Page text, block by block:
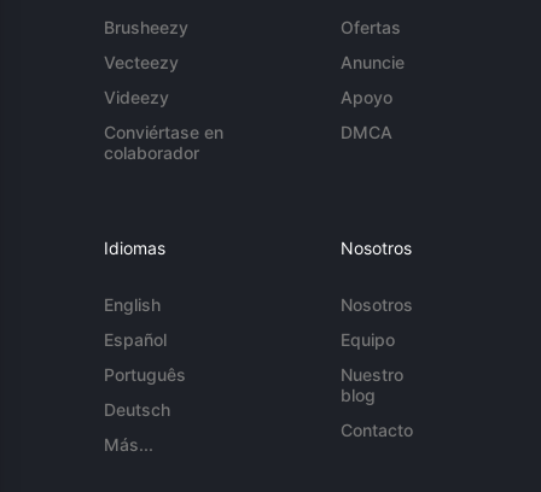
Brusheezy
Vecteezy
Videezy
Conviértase en
colaborador
Ofertas
Anuncie
Apoyo
DMCA
Idiomas
English
Español
Português
Deutsch
Más...
Nosotros
Nosotros
Equipo
Nuestro
blog
Contacto